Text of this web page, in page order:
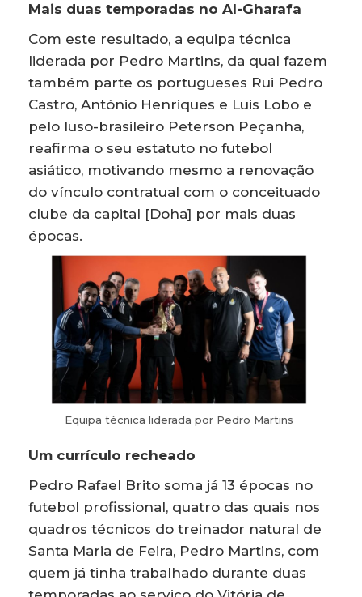
Mais duas temporadas no Al-Gharafa
Com este resultado, a equipa técnica
liderada por Pedro Martins, da qual fazem
também parte os portugueses Rui Pedro
Castro, António Henriques e Luis Lobo e
pelo luso-brasileiro Peterson Peçanha,
reafirma o seu estatuto no futebol
asiático, motivando mesmo a renovação
do vínculo contratual com o conceituado
clube da capital [Doha] por mais duas
épocas.
Equipa técnica liderada por Pedro Martins
Um currículo recheado
Pedro Rafael Brito soma já 13 épocas no
futebol profissional, quatro das quais nos
quadros técnicos do treinador natural de
Santa Maria de Feira, Pedro Martins, com
quem já tinha trabalhado durante duas